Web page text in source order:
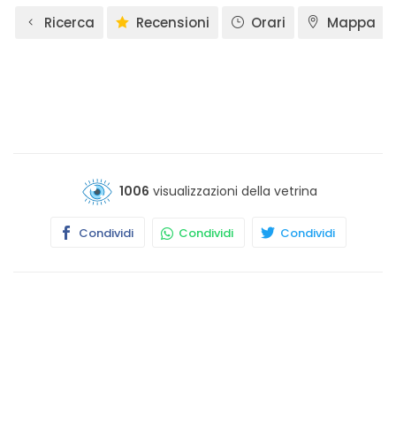
Ricerca Recensioni Orari Mappa
1006 visualizzazioni della vetrina
Condividi Condividi Condividi